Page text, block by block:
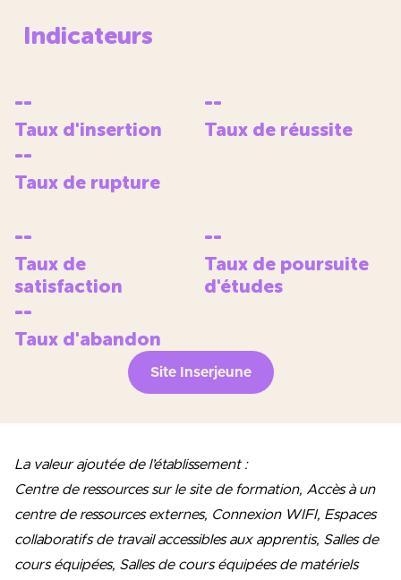
Indicateurs
--
Taux d'insertion
--
Taux de réussite
--
Taux de rupture
--
Taux de
satisfaction
--
Taux de poursuite
d'études
--
Taux d'abandon
Site Inserjeune
La valeur ajoutée de l’établissement :
Centre de ressources sur le site de formation, Accès à un
centre de ressources externes, Connexion WIFI, Espaces
collaboratifs de travail accessibles aux apprentis, Salles de
cours équipées, Salles de cours équipées de matériels